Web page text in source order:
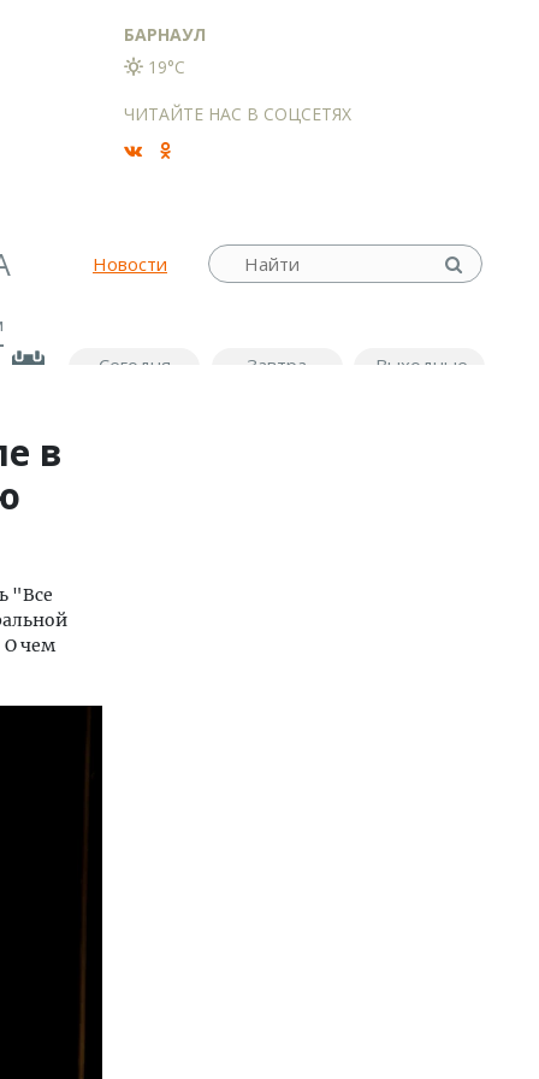
БАРНАУЛ
19°C
ЧИТАЙТЕ НАС В СОЦСЕТЯХ
Новости
Сегодня
Завтра Выходные
в
"Все
О чем